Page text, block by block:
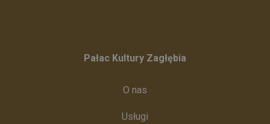
Pałac Kultury Zagłębia
O nas
Usługi